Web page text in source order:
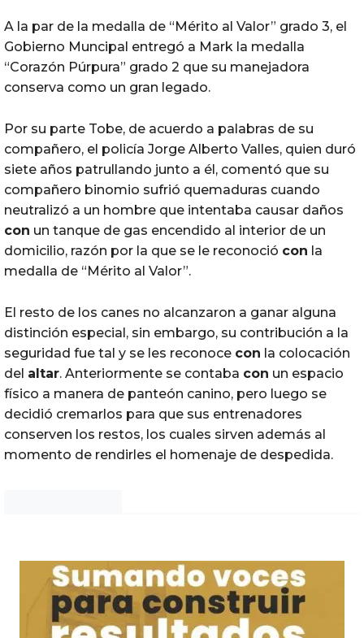
A la par de la medalla de “Mérito al Valor” grado 3, el
Gobierno Muncipal entregó a Mark la medalla
“Corazón Púrpura” grado 2 que su manejadora
conserva como un gran legado.
Por su parte Tobe, de acuerdo a palabras de su
compañero, el policía Jorge Alberto Valles, quien duró
siete años patrullando junto a él, comentó que su
compañero binomio sufrió quemaduras cuando
neutralizó a un hombre que intentaba causar daños
con un tanque de gas encendido al interior de un
domicilio, razón por la que se le reconoció con la
medalla de “Mérito al Valor”.
El resto de los canes no alcanzaron a ganar alguna
distinción especial, sin embargo, su contribución a la
seguridad fue tal y se les reconoce con la colocación
del altar. Anteriormente se contaba con un espacio
físico a manera de panteón canino, pero luego se
decidió cremarlos para que sus entrenadores
conserven los restos, los cuales sirven además al
momento de rendirles el homenaje de despedida.